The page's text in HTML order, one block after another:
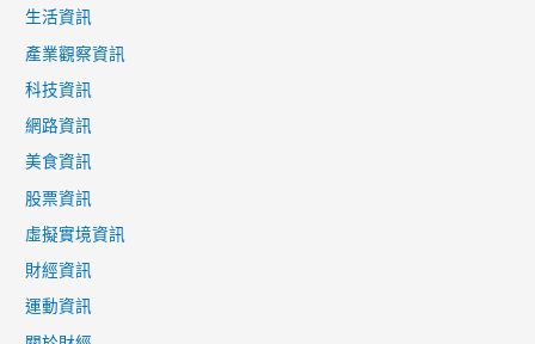
生活資訊
產業觀察資訊
科技資訊
網路資訊
美食資訊
股票資訊
虛擬實境資訊
財經資訊
運動資訊